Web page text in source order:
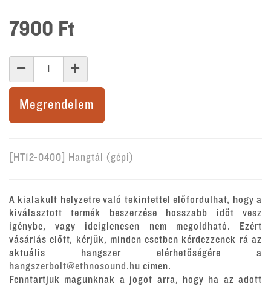
7900 Ft
Megrendelem
[HT12-0400] Hangtál (gépi)
A kialakult helyzetre való tekintettel előfordulhat, hogy a
kiválasztott termék beszerzése hosszabb időt vesz
igénybe, vagy ideiglenesen nem megoldható. Ezért
vásárlás előtt, kérjük, minden esetben kérdezzenek rá az
aktuális hangszer elérhetőségére a
hangszerbolt@ethnosound.hu címen.
Fenntartjuk magunknak a jogot arra, hogy ha az adott